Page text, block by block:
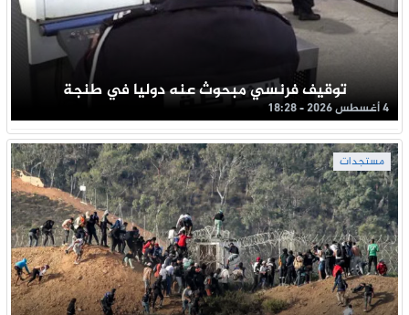
توقيف فرنسي مبحوث عنه دوليا في طنجة
4 أغسطس 2026 - 18:28
مستجدات